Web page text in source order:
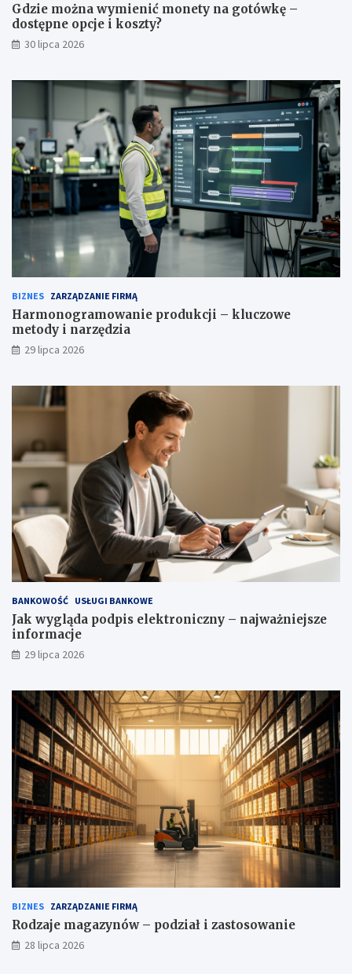
Gdzie można wymienić monety na gotówkę –
dostępne opcje i koszty?
30 lipca 2026
BIZNES ZARZĄDZANIE FIRMĄ
Harmonogramowanie produkcji – kluczowe
metody i narzędzia
29 lipca 2026
BANKOWOŚĆ USŁUGI BANKOWE
Jak wygląda podpis elektroniczny – najważniejsze
informacje
29 lipca 2026
BIZNES ZARZĄDZANIE FIRMĄ
Rodzaje magazynów – podział i zastosowanie
28 lipca 2026